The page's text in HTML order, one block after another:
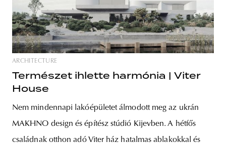
ARCHITECTURE
Természet ihlette harmónia | Viter
House
Nem mindennapi lakóépületet álmodott meg az ukrán
MAKHNO design és építész stúdió Kijevben. A hétfős
családnak otthon adó Viter ház hatalmas ablakokkal és